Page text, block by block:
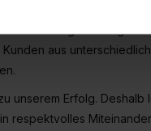
hierfür kannst du
hierbei die
über kein
im Bereich
nachhaltige Lösungen
aus
unserem Erfolg.
respektvolles